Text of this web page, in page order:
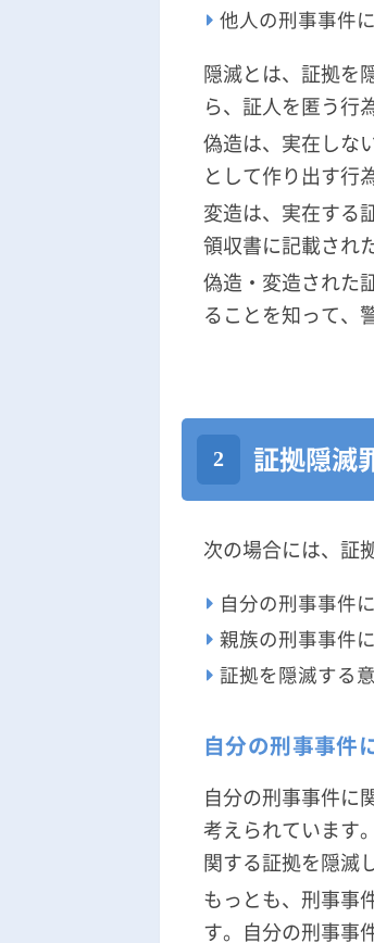
他人の刑事事件
隠滅とは、証拠を
ら、証人を匿う行
偽造は、実在しな
として作り出す行
変造は、実在する
領収書に記載され
偽造・変造された
ることを知って、
証拠隠滅
次の場合には、証
自分の刑事事件
親族の刑事事件
証拠を隠滅する
自分の刑事事件
自分の刑事事件に
考えられています
関する証拠を隠滅
もっとも、刑事事
す。自分の刑事事